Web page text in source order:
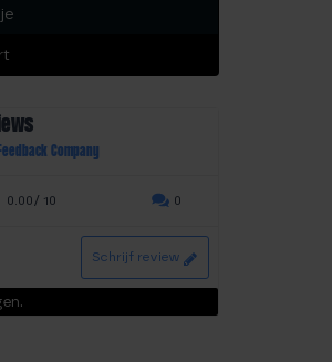
Company
0.00/ 10 0
Schrijf review